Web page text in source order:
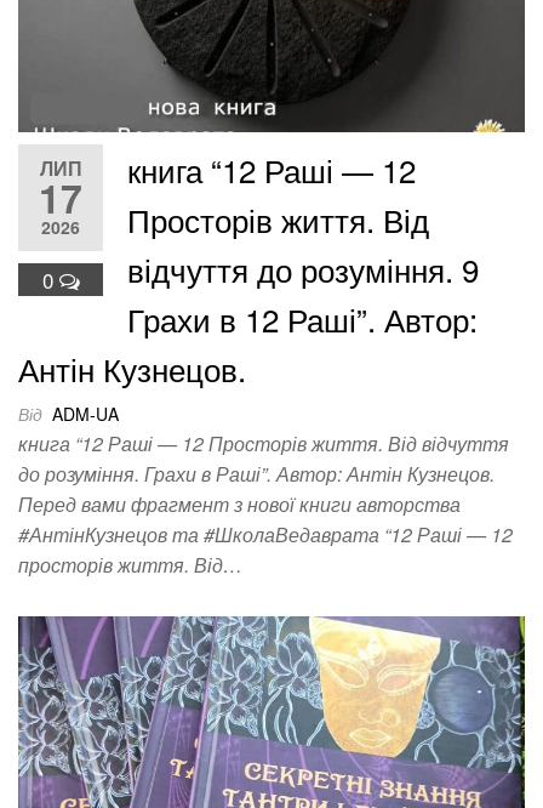
ЛИП
17
2026
0
книга “12 Раші — 12
Просторів життя. Від
відчуття до розуміння. 9
Грахи в 12 Раші”. Автор:
Антін Кузнецов.
Від ADM-UA
книга “12 Раші — 12 Просторів життя. Від відчуття
до розуміння. Грахи в Раші”. Автор: Антін Кузнецов.
Перед вами фрагмент з нової книги авторства
#АнтінКузнецов та #ШколаВедаврата “12 Раші — 12
просторів життя. Від…